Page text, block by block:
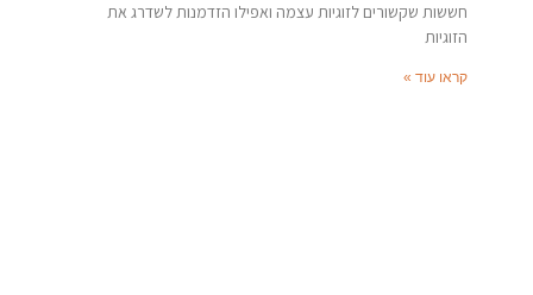
חששות שקשורים לזוגיות עצמה ואפילו הזדמנות לשדרג את
הזוגיות
קראו עוד »